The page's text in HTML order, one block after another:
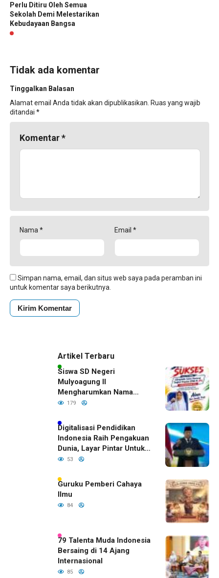
Perlu Ditiru Oleh Semua
Sekolah Demi Melestarikan
Kebudayaan Bangsa
Tidak ada komentar
Tinggalkan Balasan
Alamat email Anda tidak akan dipublikasikan. Ruas yang wajib
ditandai *
Komentar*
Nama * Email *
Simpan nama, email, dan situs web saya pada peramban ini
untuk komentar saya berikutnya.
Artikel Terbaru
Siswa SD Negeri
Mulyoagung II
Mengharumkan Nama
Bojonegoro Dengan
179
Digitalisasi Pendidikan
Indonesia Raih Pengakuan
Dunia, Layar Pintar Untuk
Semua Siswa
53
Guruku Pemberi Cahaya
Ilmu
84
79 Talenta Muda Indonesia
Bersaing di 14 Ajang
Internasional
85